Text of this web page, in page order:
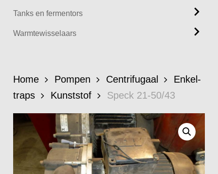
Tanks en fermentors
Warmtewisselaars
Home Pompen Centrifugaal
Enkel-
traps
Kunststof Speck 21-50/43